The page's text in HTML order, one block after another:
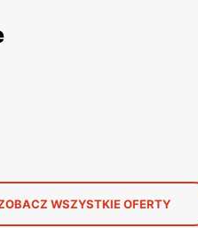
WSZYSTKIE OFERTY